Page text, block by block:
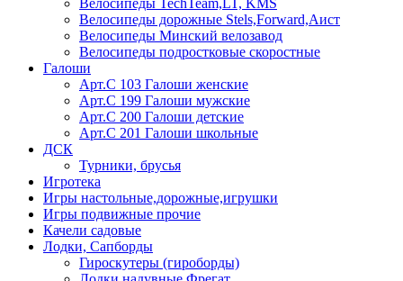
Велосипеды дорожные Stels,Forward,Аист
Велосипеды Минский велозавод
Велосипеды подростковые скоростные
Галоши
Арт.С 103 Галоши женские
Арт.С 199 Галоши мужские
Арт.С 200 Галоши детские
Арт.С 201 Галоши школьные
ДСК
Турники, брусья
Игротека
Игры настольные,дорожные,игрушки
Игры подвижные прочие
Качели садовые
Лодки, Сапборды
Гироскутеры (гироборды)